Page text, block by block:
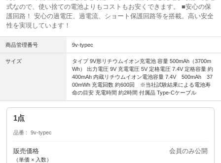
式なので、使い捨ての電池よりもコストもお安くできます。 ■安心の保
護回路！ 安心の過電圧、過電流、ショート保護回路等を搭載。高い安全
性を実現しています！
商品管理番号 9v-typec
サイズ
タイプ 9V形リチウムイオン充電池 容量 500mAh（3700m
Wh） 出力電圧 9V 充電電圧 5V 定格電圧 7.4V 定格容量 約
400mAh 内蔵リチウムイオン電池容量 7.4V 500mAh 37
00mWh 充電回数 約600回 ※当社試験結果による電池寿
命の目安 充電時間 約2時間 付属品 Type-Cケーブル
1点
品番 9v-typec
販売価格
（単価 × 入数）
会員のみ公開